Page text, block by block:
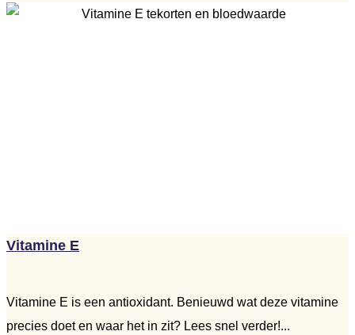
Vitamine E
Vitamine E is een antioxidant. Benieuwd wat deze vitamine
precies doet en waar het in zit? Lees snel verder!...